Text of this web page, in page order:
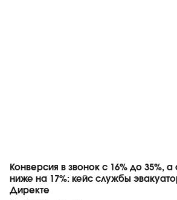
Конверсия в звонок с 16% до 35%,
ниже на 17%: кейс службы
Директе